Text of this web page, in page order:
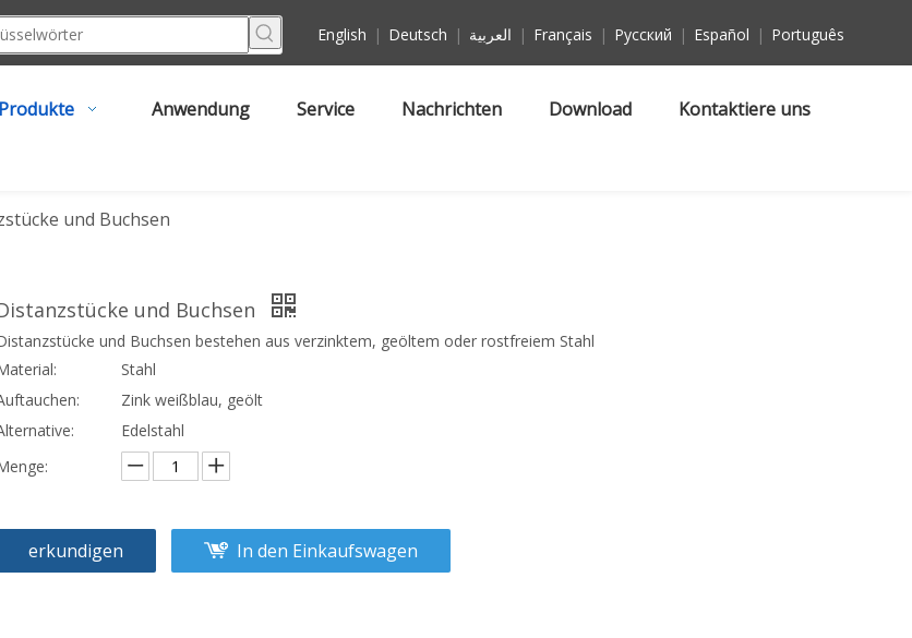
English | Deutsch | العربية | Français | Pусский | Español | Português
Produkte Anwendung Service Nachrichten Download Kontaktiere uns
und Buchsen
und Buchsen
und Buchsen bestehen aus verzinktem, geöltem oder rostfreiem Stahl
Stahl
Zink weißblau, geölt
Edelstahl
erkundigen In den Einkaufswagen